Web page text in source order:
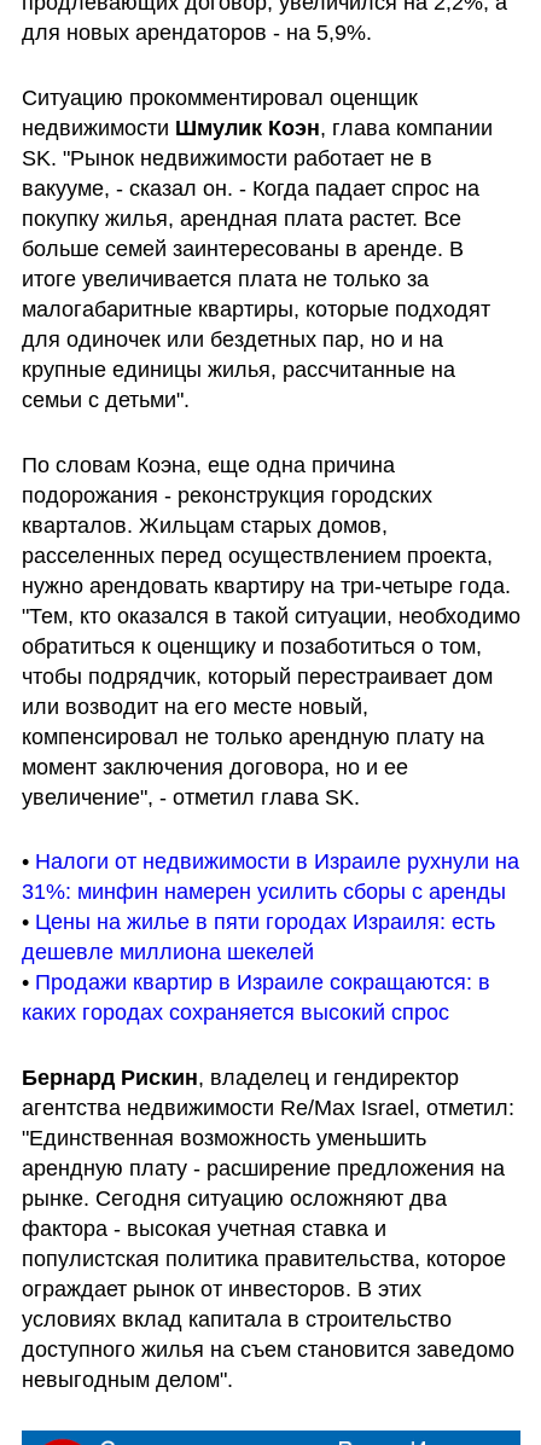
для новых арендаторов - на 5,9%.
Ситуацию прокомментировал оценщик
недвижимости Шмулик Коэн, глава компании
SK. "Рынок недвижимости работает не в
вакууме, - сказал он. - Когда падает спрос на
покупку жилья, арендная плата растет. Все
больше семей заинтересованы в аренде. В
итоге увеличивается плата не только за
малогабаритные квартиры, которые подходят
для одиночек или бездетных пар, но и на
крупные единицы жилья, рассчитанные на
семьи с детьми".
По словам Коэна, еще одна причина
подорожания - реконструкция городских
кварталов. Жильцам старых домов,
расселенных перед осуществлением проекта,
нужно арендовать квартиру на три-четыре года.
"Тем, кто оказался в такой ситуации, необходимо
обратиться к оценщику и позаботиться о том,
чтобы подрядчик, который перестраивает дом
или возводит на его месте новый,
компенсировал не только арендную плату на
момент заключения договора, но и ее
увеличение", - отметил глава SK.
• Налоги от недвижимости в Израиле рухнули на
31%: минфин намерен усилить сборы с аренды
• Цены на жилье в пяти городах Израиля: есть
дешевле миллиона шекелей
• Продажи квартир в Израиле сокращаются: в
каких городах сохраняется высокий спрос
Бернард Рискин, владелец и гендиректор
агентства недвижимости Re/Max Israel, отметил:
"Единственная возможность уменьшить
арендную плату - расширение предложения на
рынке. Сегодня ситуацию осложняют два
фактора - высокая учетная ставка и
популистская политика правительства, которое
ограждает рынок от инвесторов. В этих
условиях вклад капитала в строительство
доступного жилья на съем становится заведомо
невыгодным делом".